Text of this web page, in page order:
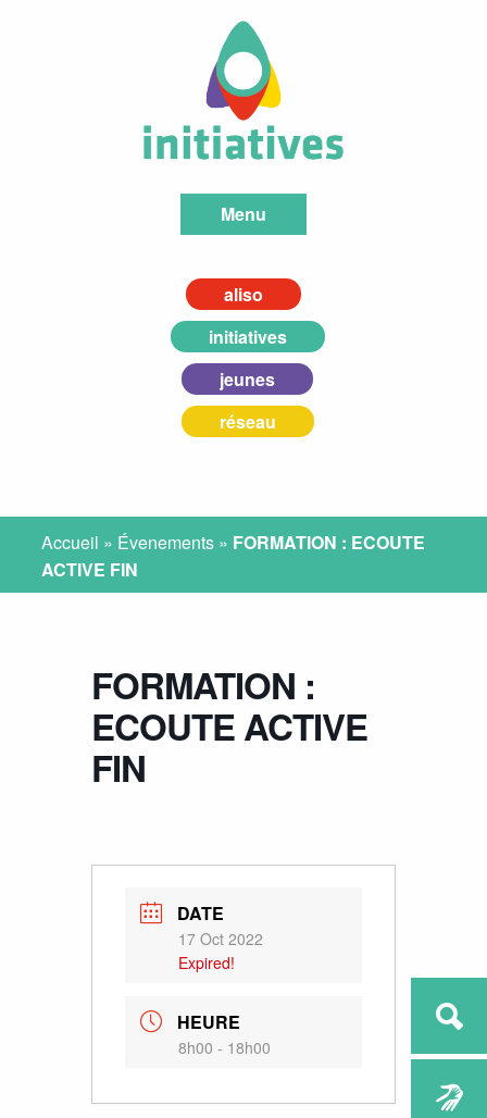
Menu
aliso
initiatives
jeunes
réseau
Accueil » Évenements » FORMATION : ECOUTE
ACTIVE FIN
FORMATION :
ECOUTE ACTIVE
FIN
DATE
17 Oct 2022
Expired!
HEURE
8h00 - 18h00